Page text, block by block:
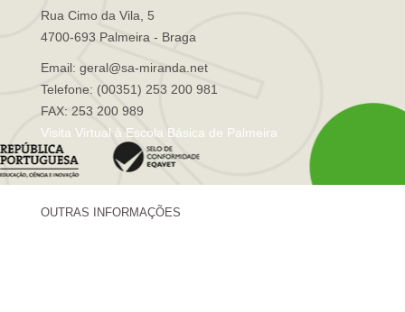
Rua Cimo da Vila, 5
4700-693 Palmeira - Braga
Email: geral@sa-miranda.net
Telefone: (00351) 253 200 981
FAX: 253 200 989
Visita Virtual à Escola Básica de Palmeira
OUTRAS INFORMAÇÕES